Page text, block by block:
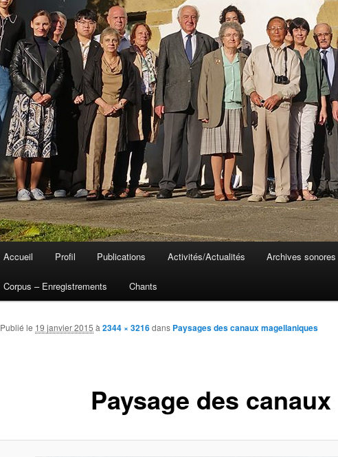
Aller
au
contenu
Accueil Profil Publications Activités/Actualités Archives sonores
Corpus – Enregistrements Chants
Paysage des canaux
Publié le 19 janvier 2015 à2344 × 3216dans Paysages des canaux magellaniques